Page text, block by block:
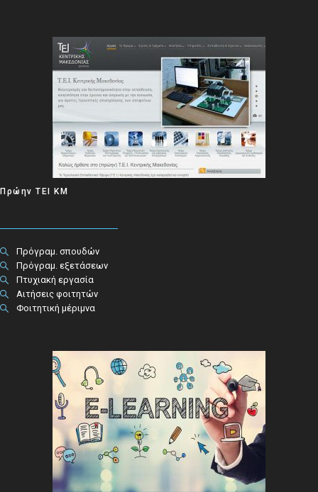
Πρώην ΤΕΙ ΚΜ
Πρόγραμ. σπουδών
Πρόγραμ. εξετάσεων
Πτυχιακή εργασία
Αιτήσεις φοιτητών
Φοιτητική μέριμνα